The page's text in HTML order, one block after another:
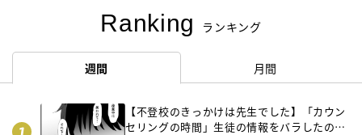
Ranking ランキング
週間 月間
【不登校のきっかけは先生でした】「カウン
セリングの時間」生徒の情報をバラしたの